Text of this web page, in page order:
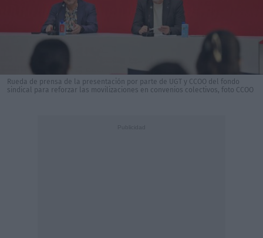
Rueda de prensa de la presentación por parte de UGT y CCOO del fondo
sindical para reforzar las movilizaciones en convenios colectivos, foto CCOO